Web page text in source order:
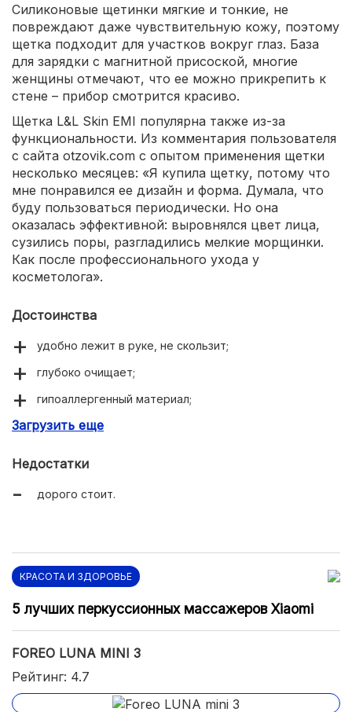
Силиконовые щетинки мягкие и тонкие, не
повреждают даже чувствительную кожу, поэтому
щетка подходит для участков вокруг глаз. База
для зарядки с магнитной присоской, многие
женщины отмечают, что ее можно прикрепить к
стене – прибор смотрится красиво.
Щетка L&L Skin EMI популярна также из-за
функциональности. Из комментария пользователя
с сайта otzovik.com с опытом применения щетки
несколько месяцев: «Я купила щетку, потому что
мне понравился ее дизайн и форма. Думала, что
буду пользоваться периодически. Но она
оказалась эффективной: выровнялся цвет лица,
сузились поры, разгладились мелкие морщинки.
Как после профессионального ухода у
косметолога».
Достоинства
удобно лежит в руке, не скользит;
глубоко очищает;
гипоаллергенный материал;
8 скоростей;
Загрузить еще
Недостатки
дорого стоит.
КРАСОТА И ЗДОРОВЬЕ
5 лучших перкуссионных массажеров Xiaomi
FOREO LUNA MINI 3
Рейтинг: 4.7